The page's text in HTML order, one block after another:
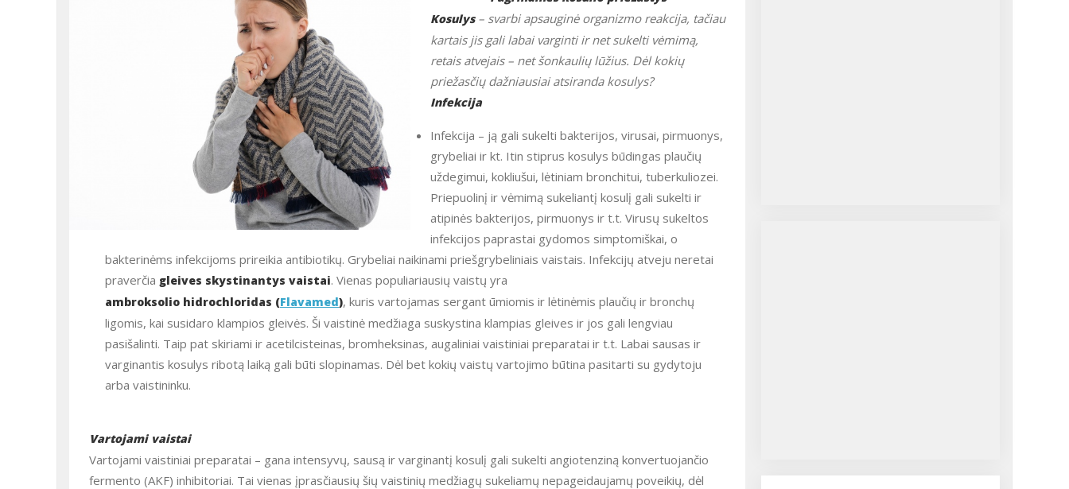
Kosulys– svarbi apsauginė organizmo reakcija, tačiau
kartais jis gali labai varginti ir net sukelti vėmimą,
retais atvejais – net šonkaulių lūžius. Dėl kokių
priežasčių dažniausiai atsiranda kosulys?
Infekcija
Infekcija – ją gali sukelti bakterijos, virusai, pirmuonys,
grybeliai ir kt. Itin stiprus kosulys būdingas plaučių
uždegimui, kokliušui, lėtiniam bronchitui, tuberkuliozei.
Priepuolinį ir vėmimą sukeliantį kosulį gali sukelti ir
atipinės bakterijos, pirmuonys ir t.t. Virusų sukeltos
infekcijos paprastai gydomos simptomiškai, o
bakterinėms infekcijoms prireikia antibiotikų. Grybeliai naikinami priešgrybeliniais vaistais. Infekcijų atveju neretai
praverčia gleives skystinantys vaistai. Vienas populiariausių vaistų yra
ambroksolio hidrochloridas (Flavamed), kuris vartojamas sergant ūmiomis ir lėtinėmis plaučių ir bronchų
ligomis, kai susidaro klampios gleivės. Ši vaistinė medžiaga suskystina klampias gleives ir jos gali lengviau
pasišalinti. Taip pat skiriami ir acetilcisteinas, bromheksinas, augaliniai vaistiniai preparatai ir t.t. Labai sausas ir
varginantis kosulys ribotą laiką gali būti slopinamas. Dėl bet kokių vaistų vartojimo būtina pasitarti su gydytoju
arba vaistininku.
Vartojami vaistai
Vartojami vaistiniai preparatai – gana intensyvų, sausą ir varginantį kosulį gali sukelti angiotenziną konvertuojančio
fermento (AKF) inhibitoriai. Tai vienas įprasčiausių šių vaistinių medžiagų sukeliamų nepageidaujamų poveikių, dėl